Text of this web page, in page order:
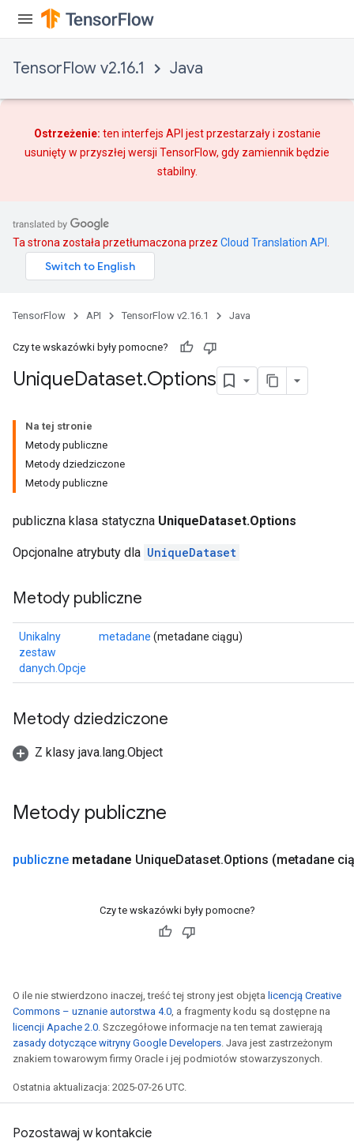
TensorFlow v2.16.1 Java
Ostrzeżenie: ten interfejs API jest przestarzały i zostanie
usunięty w przyszłej wersji TensorFlow, gdy zamiennik będzie
stabilny.
Ta strona została przetłumaczona przez Cloud Translation API
TensorFlow API TensorFlow v2.16.1 Java
Czy te wskazówki były pomocne?
UniqueDataset.Options
Na tej stronie
Metody publiczne
Metody dziedziczone
Metody publiczne
publiczna klasa statyczna UniqueDataset.Options
Opcjonalne atrybuty dla UniqueDataset
Metody publiczne
Unikalny
zestaw
danych.Opcje
metadane (metadane ciągu)
Metody dziedziczone
Z klasy java.lang.Object
Metody publiczne
publiczne metadane UniqueDataset.Options (metadane
Czy te wskazówki były pomocne?
O ile nie stwierdzono inaczej, treść tej strony jest objęta licencją Creative
Commons – uznanie autorstwa 4.0 , a fragmenty kodu są dostępne na
licencji Apache 2.0 . Szczegółowe informacje na ten temat zawierają
zasady dotyczące witryny Google Developers . Java jest zastrzeżonym
znakiem towarowym firmy Oracle i jej podmiotów stowarzyszonych.
Ostatnia aktualizacja: 2025-07-26 UTC.
Pozostawaj w kontakcie